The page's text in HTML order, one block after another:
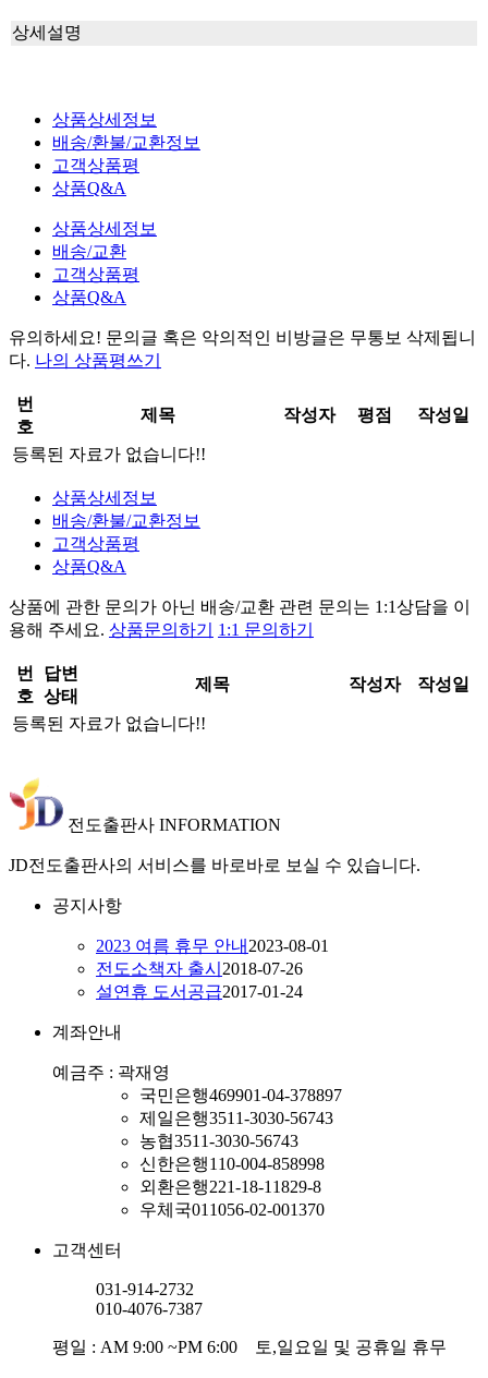
상세설명
상품상세정보
배송/환불/교환정보
고객상품평
상품Q&A
상품상세정보
배송/교환
고객상품평
상품Q&A
유의하세요! 문의글 혹은 악의적인 비방글은 무통보 삭제 됩니
다. 나의 상품평쓰기
번
호
제목 작성자 평점 작성일
등록된 자료가 없습니다!!
상품상세정보
배송/환불/교환정보
고객상품평
상품Q&A
상품에 관한 문의가 아닌 배송/교환 관련 문의는 1:1상담을 이
용해 주세요. 상품문의하기 1:1 문의하기
번
호
답변
상태
제목 작성자 작성일
등록된 자료가 없습니다!!
전도출판사 INFORMATION
JD전도출판사의 서비스를 바로바로 보실 수 있습니다.
공지사항
2023 여름 휴무 안내 2023-08-01
전도소책자 출시 2018-07-26
설연휴 도서공급2017-01-24
계좌안내
예금주 : 곽재영
국민은행469901-04-378897
제일은행3511-3030-56743
농협3511-3030-56743
신한은행110-004-858998
외환은행221-18-11829-8
우체국011056-02-001370
고객센터
031-914-2732
010-4076-7387
평일 : AM 9:00 ~PM 6:00 토,일요일 및 공휴일 휴무